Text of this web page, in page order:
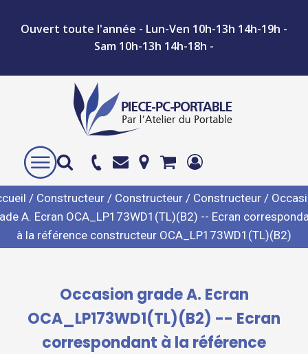
Ouvert toute l'année - Lun-Ven 10h-13h 14h-19h -
Sam 10h-13h 14h-18h -
/ Constructeur/ Constructeur/ Constructeur/
A. Ecran OCA_LP173WD1(TL)(B2) -- Ecran
à la référence constructeur OCA_LP173WD1(TL)(B2)
Occasion grade A. Ecran
OCA_LP173WD1(TL)(B2) -- Ecran
correspondant à la référence